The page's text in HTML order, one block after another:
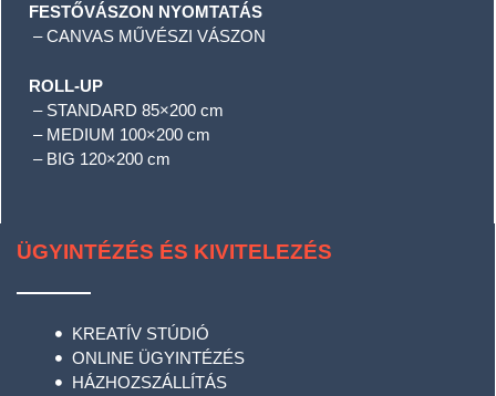
FESTŐVÁSZON NYOMTATÁS
– CANVAS MŰVÉSZI VÁSZON
ROLL-UP
– STANDARD 85×200 cm
– MEDIUM 100×200 cm
– BIG 120×200 cm
ÜGYINTÉZÉS ÉS KIVITELEZÉS
KREATÍV STÚDIÓ
ONLINE ÜGYINTÉZÉS
HÁZHOZSZÁLLÍTÁS